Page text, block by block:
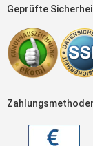
Geprüfte